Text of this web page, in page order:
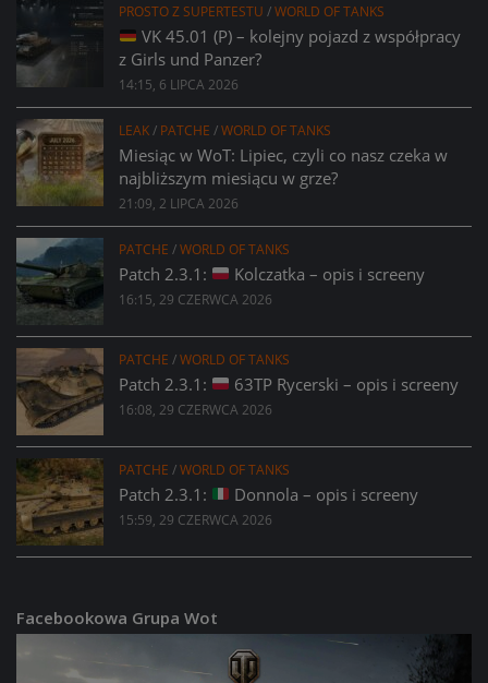
PROSTO Z SUPERTESTU /WORLD OF TANKS
VK 45.01 (P) – kolejny pojazd z współpracy
z Girls und Panzer?
14:15, 6 LIPCA 2026
LEAK/ PATCHE /WORLD OF TANKS
Miesiąc w WoT: Lipiec, czyli co nasz czeka w
najbliższym miesiącu w grze?
21:09, 2 LIPCA 2026
PATCHE /WORLD OF TANKS
Patch 2.3.1: Kolczatka – opis i screeny
16:15, 29 CZERWCA 2026
PATCHE /WORLD OF TANKS
Patch 2.3.1: 63TP Rycerski – opis i screeny
16:08, 29 CZERWCA 2026
PATCHE /WORLD OF TANKS
Patch 2.3.1: Donnola – opis i screeny
15:59, 29 CZERWCA 2026
Facebookowa Grupa Wot